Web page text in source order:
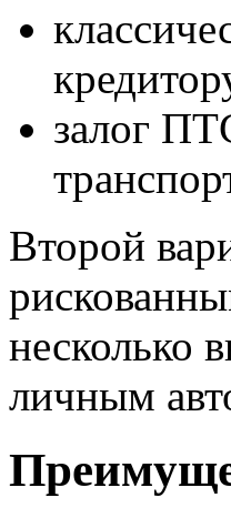
залог
Второй
несколько
личным